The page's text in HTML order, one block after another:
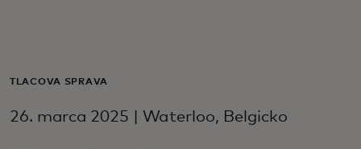
Pre firmy
TLAČOVÁ SPRÁVA
26. marca 2025 | Waterloo, Belgicko